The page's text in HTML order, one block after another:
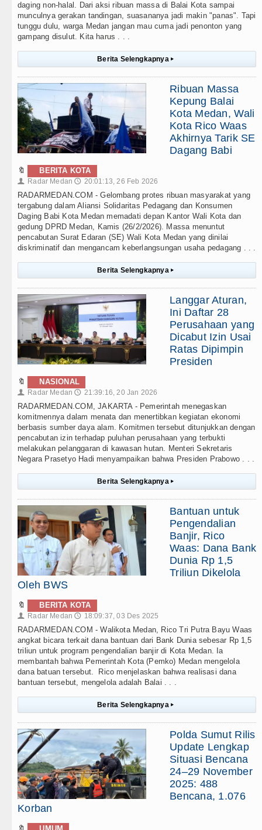
daging non-halal. Dari aksi ribuan massa di Balai Kota sampai
munculnya gerakan tandingan, suasananya jadi makin "panas". Tapi
tunggu dulu, warga Medan jangan mau cuma jadi penonton yang
gampang disulut. Kita harus . . .
Berita Selengkapnya ▸
Ribuan Massa
Kepung Balai
Kota Medan, Wali
Kota Rico Waas
Akhirnya Tarik SE
Dagang Babi
🔖 BERITA KOTA
👤 Radar Medan 🕔 20:01:13, 26 Feb 2026
RADARMEDAN.COM - Gelombang protes ribuan masyarakat yang
tergabung dalam Aliansi Solidaritas Pedagang dan Konsumen
Daging Babi Kota Medan memadati depan Kantor Wali Kota dan
gedung DPRD Medan, Kamis (26/2/2026). Massa menuntut
pencabutan Surat Edaran (SE) Wali Kota Medan yang dinilai
diskriminatif dan mengancam keberlangsungan usaha pedagang . . .
Berita Selengkapnya ▸
Langgar Aturan,
Ini Daftar 28
Perusahaan yang
Dicabut Izin Usai
Ratas Dipimpin
Presiden
🔖 NASIONAL
👤 Radar Medan 🕔 21:39:16, 20 Jan 2026
RADARMEDAN.COM, JAKARTA - Pemerintah menegaskan
komitmennya dalam menata dan menertibkan kegiatan ekonomi
berbasis sumber daya alam. Komitmen tersebut ditunjukkan dengan
pencabutan izin terhadap puluhan perusahaan yang terbukti
melakukan pelanggaran di kawasan hutan. Menteri Sekretaris
Negara Prasetyo Hadi menyampaikan bahwa Presiden Prabowo . . .
Berita Selengkapnya ▸
Bantuan untuk
Pengendalian
Banjir, Rico
Waas: Dana Bank
Dunia Rp 1,5
Triliun Dikelola
Oleh BWS
🔖 BERITA KOTA
👤 Radar Medan 🕔 18:09:37, 03 Des 2025
RADARMEDAN.COM - Walikota Medan, Rico Tri Putra Bayu Waas
angkat bicara terkait dana bantuan dari Bank Dunia sebesar Rp 1,5
triliun untuk program pengendalian banjir di Kota Medan. Ia
membantah bahwa Pemerintah Kota (Pemko) Medan mengelola
dana batuan tersebut. Rico menjelaskan bahwa realisasi dana
bantuan tersebut, mengelola adalah Balai . . .
Berita Selengkapnya ▸
Polda Sumut Rilis
Update Lengkap
Situasi Bencana
24–29 November
2025: 488
Bencana, 1.076
Korban